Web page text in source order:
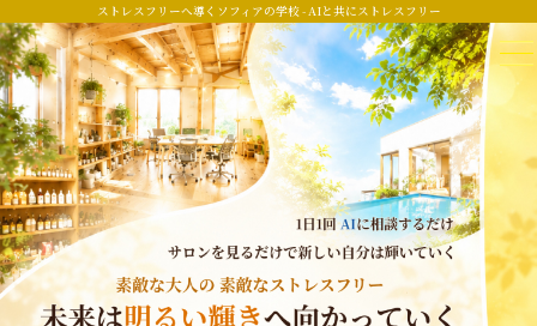
ストレスフリーへ導くソフィアの学校 - AIと共にストレスフリー